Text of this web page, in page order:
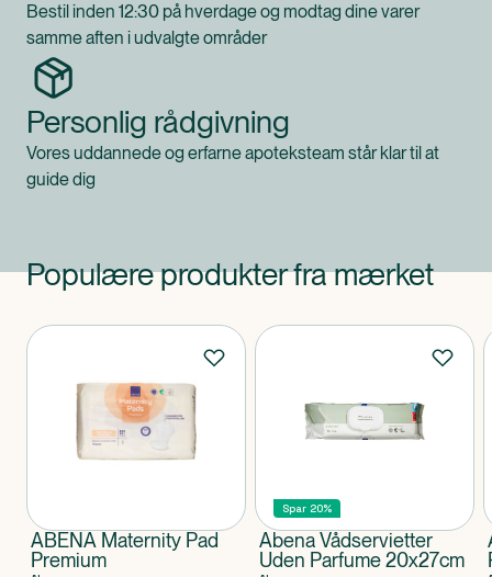
Bestil inden 12:30 på hverdage og modtag dine varer
samme aften i udvalgte områder
Personlig rådgivning
Vores uddannede og erfarne apoteksteam står klar til at
guide dig
Populære produkter fra mærket
Produkter
ABENA Maternity Pad
Premium
Spar 20%
Abena Vådservietter
Uden Parfume 20x27cm